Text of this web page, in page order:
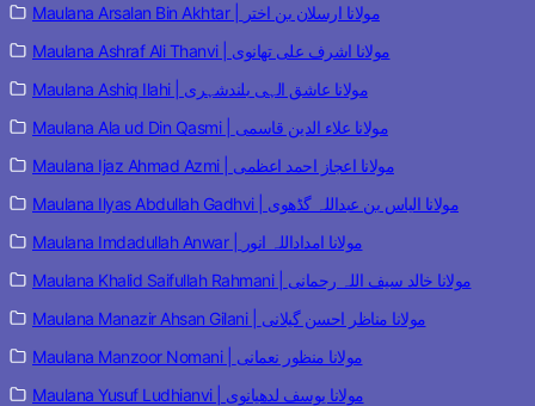
Maulana Arsalan Bin Akhtar | مولانا ارسلان بن اختر
Maulana Ashraf Ali Thanvi | مولانا اشرف علی تھانوی
Maulana Ashiq Ilahi | مولانا عاشق الہی بلندشہری
Maulana Ala ud Din Qasmi | مولانا علاء الدین قاسمی
Maulana Ijaz Ahmad Azmi | مولانا اعجاز احمد اعظمی
Maulana Ilyas Abdullah Gadhvi | مولانا الیاس بن عبداللہ گڈھوی
Maulana Imdadullah Anwar | مولانا امداداللہ انور
Maulana Khalid Saifullah Rahmani | مولانا خالد سیف اللہ رحمانی
Maulana Manazir Ahsan Gilani | مولانا مناظر احسن گیلانی
Maulana Manzoor Nomani | مولانا منظور نعمانی
Maulana Yusuf Ludhianvi | مولانا یوسف لدھیانوی